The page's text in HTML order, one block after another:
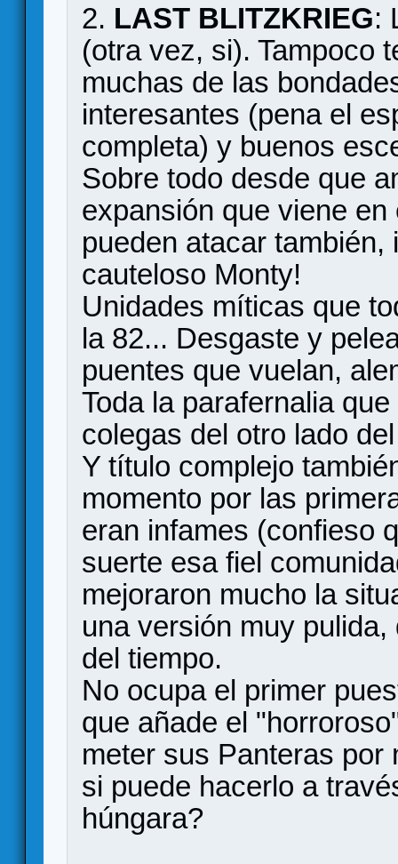
2. LAST BLITZKRIEG:
(otra vez, si). Tampoco
muchas de las
interesantes (pena el
completa) y buenos
Sobre todo desde que
expansión que viene
pueden atacar
cauteloso Monty!
Unidades míticas que
la 82... Desgaste y
puentes que vuelan,
Toda la parafernalia
colegas del otro lado
Y título complejo
momento por las
eran infames (confieso
suerte esa fiel
mejoraron mucho la
una versión muy
del tiempo.
No ocupa el primer
que añade el
meter sus Panteras por
si puede hacerlo a
húngara?